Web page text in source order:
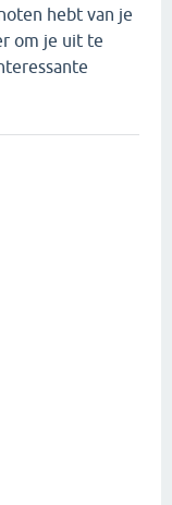
hebt van je
om je uit te